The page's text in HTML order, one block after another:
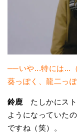
──いや...特には...
葵っぽく、龍二っ
鈴鹿 たしかにスト
ようになっていた
ですね（笑）。